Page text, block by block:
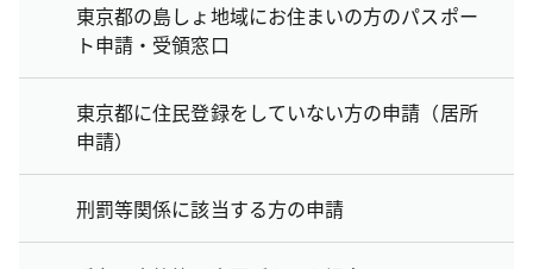
東京都の島しょ地域にお住まいの方のパスポー
ト申請・受領窓口
東京都に住民登録をしていない方の申請（居所
申請）
刑罰等関係に該当する方の申請